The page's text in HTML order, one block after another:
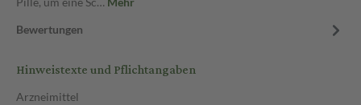
Bewertungen
Hinweistexte und Pflichtangaben
Arzneimittel